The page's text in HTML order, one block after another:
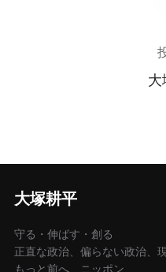
大
大塚耕平
守る・伸ばす・創る
正直な政治、偏らない政治、
もっと前へ、ニッポン